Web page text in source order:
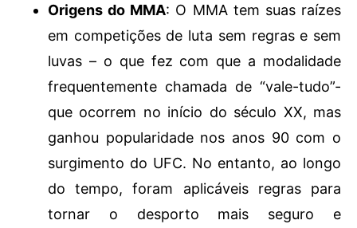
Origens do MMA: O MMA tem suas raízes
em competições de luta sem regras e sem
luvas – o que fez com que a modalidade
frequentemente chamada de “vale-tudo”-
que ocorrem no início do século XX, mas
ganhou popularidade nos anos 90 com o
surgimento do UFC. No entanto, ao longo
do tempo, foram aplicáveis ​​regras para
tornar o desporto mais seguro e